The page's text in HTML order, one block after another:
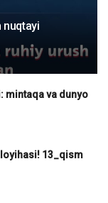
nuqtayi
mintaqa va dunyo
loyihasi! 13_qism